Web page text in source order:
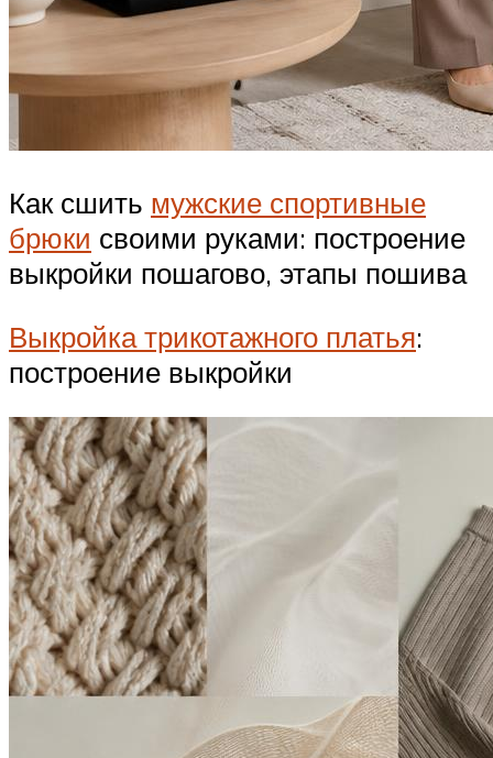
Как сшить мужские спортивные
брюки своими руками: построение
выкройки пошагово, этапы пошива
Выкройка трикотажного платья:
построение выкройки